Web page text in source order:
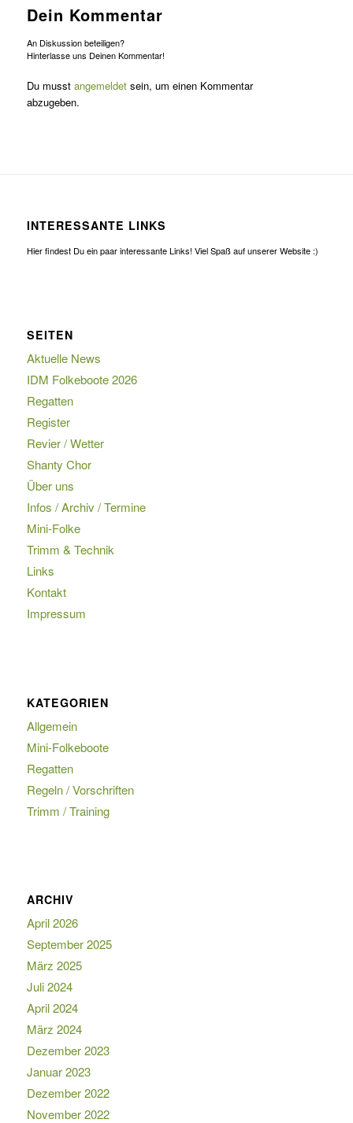
Dein Kommentar
An Diskussion beteiligen?
Hinterlasse uns Deinen Kommentar!
Du musst angemeldetsein, um einen Kommentar
abzugeben.
INTERESSANTE LINKS
Hier findest Du ein paar interessante Links! Viel Spaß auf unserer Website :)
SEITEN
Aktuelle News
IDM Folkeboote 2026
Regatten
Register
Revier / Wetter
Shanty Chor
Über uns
Infos / Archiv / Termine
Mini-Folke
Trimm & Technik
Links
Kontakt
Impressum
KATEGORIEN
Allgemein
Mini-Folkeboote
Regatten
Regeln / Vorschriften
Trimm / Training
ARCHIV
April 2026
September 2025
März 2025
Juli 2024
April 2024
März 2024
Dezember 2023
Januar 2023
Dezember 2022
November 2022